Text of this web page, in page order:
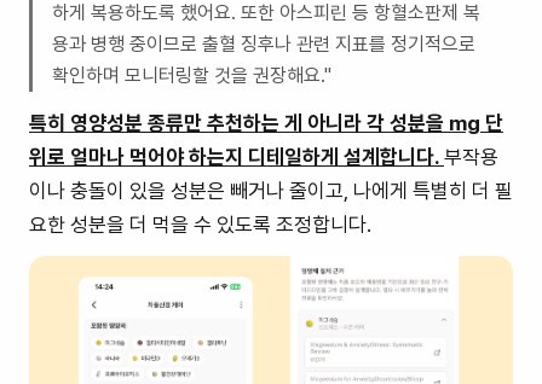
하게 복용하도록 했어요. 또한 아스피린 등 항혈소판제 복
용과 병행 중이므로 출혈 징후나 관련 지표를 정기적으로
확인하며 모니터링할 것을 권장해요."
특히 영양성분 종류만 추천하는 게 아니라 각 성분을 mg 단
위로 얼마나 먹어야 하는지 디테일하게 설계합니다. 부작용
이나 충돌이 있을 성분은 빼거나 줄이고, 나에게 특별히 더 필
요한 성분을 더 먹을 수 있도록 조정합니다.